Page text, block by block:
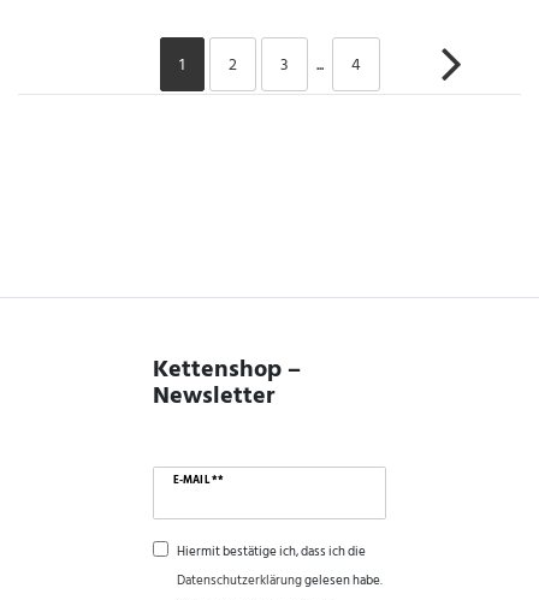
1 2 3 ... 4
Kettenshop –
Newsletter
E-MAIL **
Hiermit bestätige ich, dass ich die
Daten­schutz­erklärunggelesen habe.